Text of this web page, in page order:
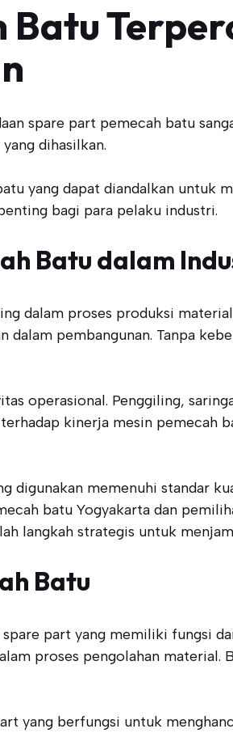
Batu
spare part pemecah batu
dihasilkan.
yang dapat diandalkan untuk
bagi para pelaku industri.
Batu dalam
dalam proses produksi
pembangunan. Tanpa
operasional. Penggiling,
kinerja mesin pemecah
digunakan memenuhi standar
batu Yogyakarta dan
langkah strategis untuk
Batu
part yang memiliki fungsi
proses pengolahan
yang berfungsi untuk